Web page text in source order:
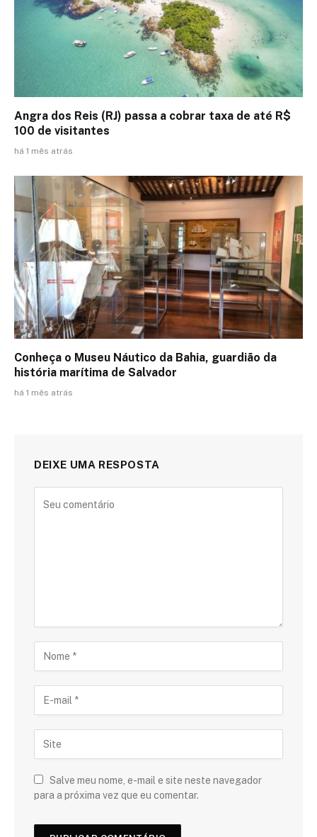
Angra dos Reis (RJ) passa a cobrar taxa de até R$
100 de visitantes
há 1 mês atrás
Conheça o Museu Náutico da Bahia, guardião da
história marítima de Salvador
há 1 mês atrás
DEIXE UMA RESPOSTA
Salve meu nome, e-mail e site neste navegador
para a próxima vez que eu comentar.